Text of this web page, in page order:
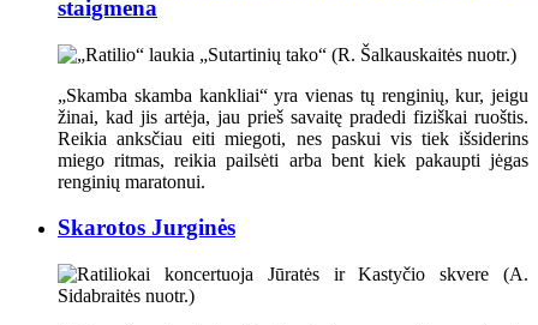
staigmena
„Skamba skamba kankliai“ yra vienas tų renginių, kur, jeigu
žinai, kad jis artėja, jau prieš savaitę pradedi fiziškai ruoštis.
Reikia anksčiau eiti miegoti, nes paskui vis tiek išsiderins
miego ritmas, reikia pailsėti arba bent kiek pakaupti jėgas
renginių maratonui.
Skarotos Jurginės